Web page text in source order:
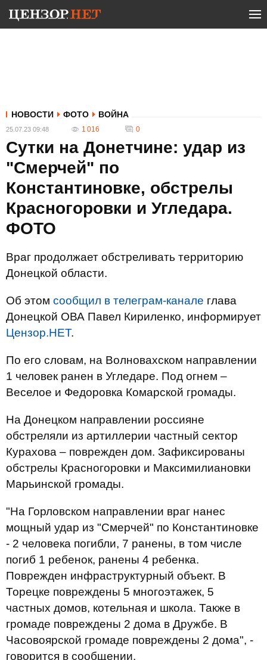
НОВОСТИ ФОТО ВОЙНА
25.07.23 09:48 1 016 0
Сутки на Донетчине: удар из
"Смерчей" по
Константиновке, обстрелы
Красногоровки и Угледара.
ФОТО
Враг продолжает обстреливать территорию
Донецкой области.
Об этом сообщил в телеграм-канале глава
Донецкой ОВА Павел Кириленко, информирует
Цензор.НЕТ.
По его словам, на Волновахском направлении
1 человек ранен в Угледаре. Под огнем –
Веселое и Федоровка Комарской громады.
На Донецком направлении россияне
обстреляли из артиллерии частный сектор
Курахова – поврежден дом. Зафиксированы
обстрелы Красногоровки и Максимилиановки
Марьинской громады.
"На Горловском направлении враг нанес
мощный удар из "Смерчей" по Константиновке
- 2 человека погибли, 7 ранены, в том числе
погиб 1 ребенок, ранены 4 ребенка.
Поврежден инфраструктурный объект. В
Торецке повреждены 5 многоэтажек, 5
частных домов, котельная и школа. Также в
громаде повреждены 2 дома в Дружбе. В
Часовоярской громаде повреждены 2 дома", -
говорится в сообщении.